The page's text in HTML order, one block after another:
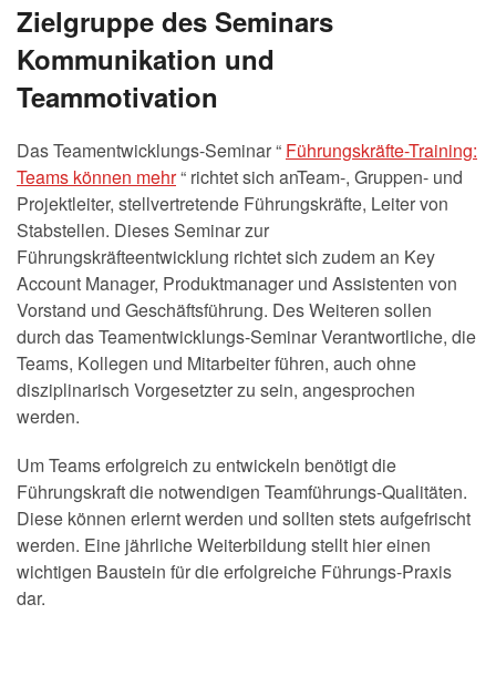
Zielgruppe des Seminars
Kommunikation und
Teammotivation
Das Teamentwicklungs-Seminar “ Führungskräfte-Training:
Teams können mehr“ richtet sich anTeam-, Gruppen- und
Projektleiter, stellvertretende Führungskräfte, Leiter von
Stabstellen. Dieses Seminar zur
Führungskräfteentwicklung richtet sich zudem an Key
Account Manager, Produktmanager und Assistenten von
Vorstand und Geschäftsführung. Des Weiteren sollen
durch das Teamentwicklungs-Seminar Verantwortliche, die
Teams, Kollegen und Mitarbeiter führen, auch ohne
disziplinarisch Vorgesetzter zu sein, angesprochen
werden.
Um Teams erfolgreich zu entwickeln benötigt die
Führungskraft die notwendigen Teamführungs-Qualitäten.
Diese können erlernt werden und sollten stets aufgefrischt
werden. Eine jährliche Weiterbildung stellt hier einen
wichtigen Baustein für die erfolgreiche Führungs-Praxis
dar.